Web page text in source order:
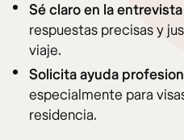
Sé claro en la
respuestas precisas y
viaje.
Solicita ayuda
especialmente para
residencia.